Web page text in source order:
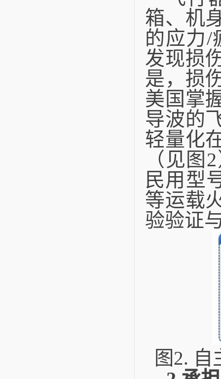
箱、机
的应力/
发现损
是，损
美国掌
导波的
轻量化
（见图 2
民用型
等运载
验验证
图2. 自